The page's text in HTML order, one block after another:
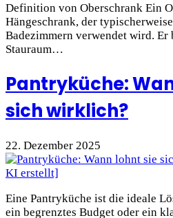
Definition von Oberschrank Ein
Hängeschrank, der
Badezimmern verwendet wird. Er
Stauraum…
Pantryküche:
sich wirklich?
22. Dezember 2025
Eine Pantryküche ist die ideale
ein begrenztes Budget oder ein